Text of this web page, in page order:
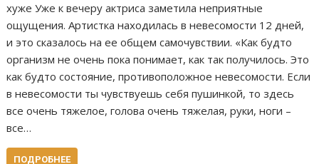
хуже Уже к вечеру актриса заметила неприятные
ощущения. Артистка находилась в невесомости 12 дней,
и это сказалось на ее общем самочувствии. «Как будто
организм не очень пока понимает, как так получилось. Это
как будто состояние, противоположное невесомости. Если
в невесомости ты чувствуешь себя пушинкой, то здесь
все очень тяжелое, голова очень тяжелая, руки, ноги –
все…
ПОДРОБНЕЕ